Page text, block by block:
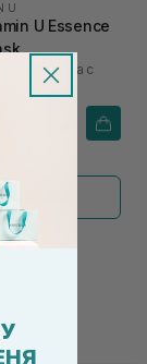
U
U Essence
маска с